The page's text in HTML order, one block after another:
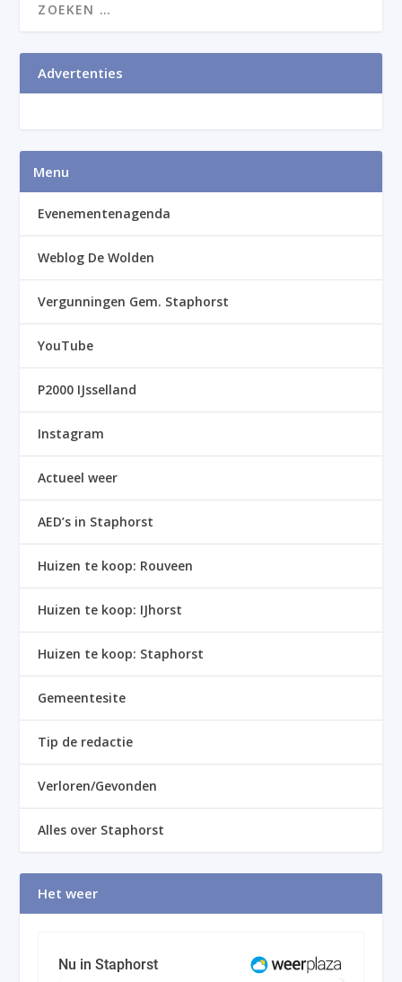
Advertenties
Menu
Evenementenagenda
Weblog De Wolden
Vergunningen Gem. Staphorst
YouTube
P2000 IJsselland
Instagram
Actueel weer
AED’s in Staphorst
Huizen te koop: Rouveen
Huizen te koop: IJhorst
Huizen te koop: Staphorst
Gemeentesite
Tip de redactie
Verloren/Gevonden
Alles over Staphorst
Het weer